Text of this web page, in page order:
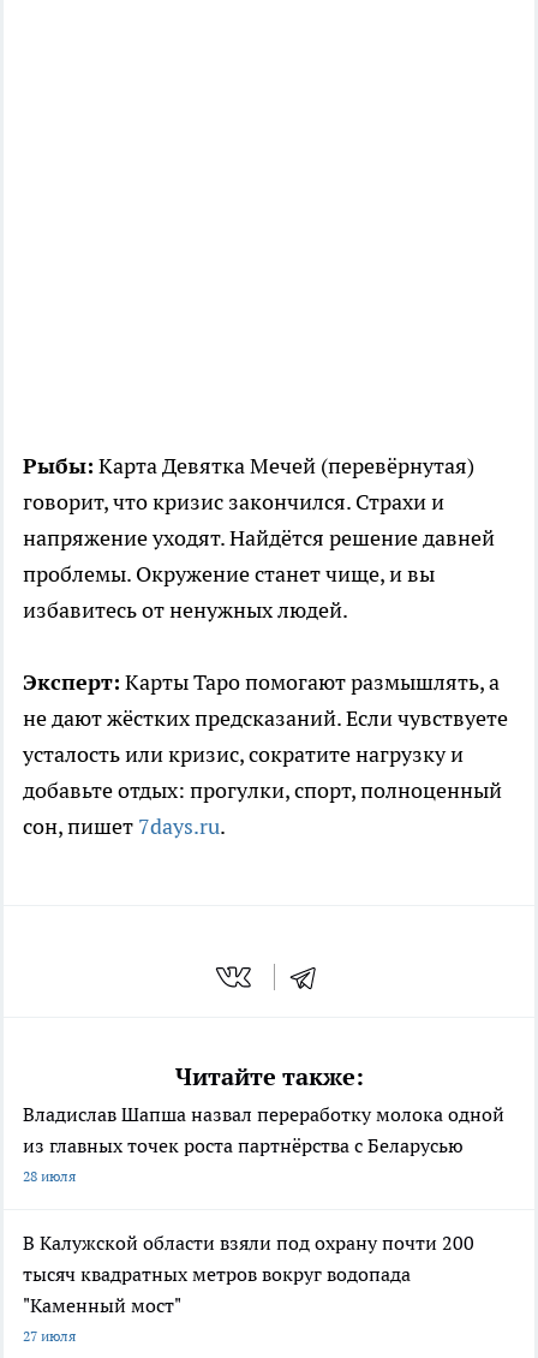
Рыбы: Карта Девятка Мечей (перевёрнутая)
говорит, что кризис закончился. Страхи и
напряжение уходят. Найдётся решение давней
проблемы. Окружение станет чище, и вы
избавитесь от ненужных людей.
Эксперт: Карты Таро помогают размышлять, а
не дают жёстких предсказаний. Если чувствуете
усталость или кризис, сократите нагрузку и
добавьте отдых: прогулки, спорт, полноценный
сон, пишет 7days.ru.
Читайте также:
Владислав Шапша назвал переработку молока одной
из главных точек роста партнёрства с Беларусью
28 июля
В Калужской области взяли под охрану почти 200
тысяч квадратных метров вокруг водопада
"Каменный мост"
27 июля